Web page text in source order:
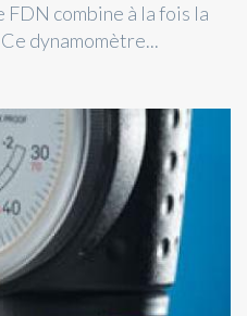
FDN combine à la fois la
dynamomètre...